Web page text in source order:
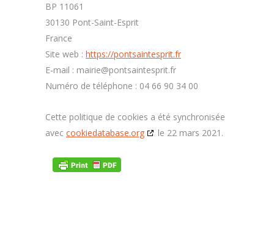
BP 11061
30130 Pont-Saint-Esprit
France
Site web : https://pontsaintesprit.fr
E-mail : mairie@pontsaintesprit.fr
Numéro de téléphone : 04 66 90 34 00
Cette politique de cookies a été synchronisée
avec cookiedatabase.org le 22 mars 2021.